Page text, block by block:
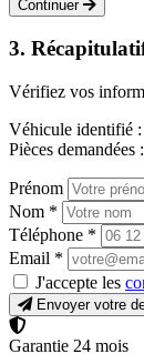
Continuer
3.
Vérifiez vos
Véhicule identifié :
Pièces demandées :
Prénom
Nom *
Téléphone *
Email *
J'accepte les
Envoyer votre
Garantie 24 mois